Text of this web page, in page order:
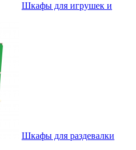
Шкафы для игрушек и
Шкафы для раздевалки